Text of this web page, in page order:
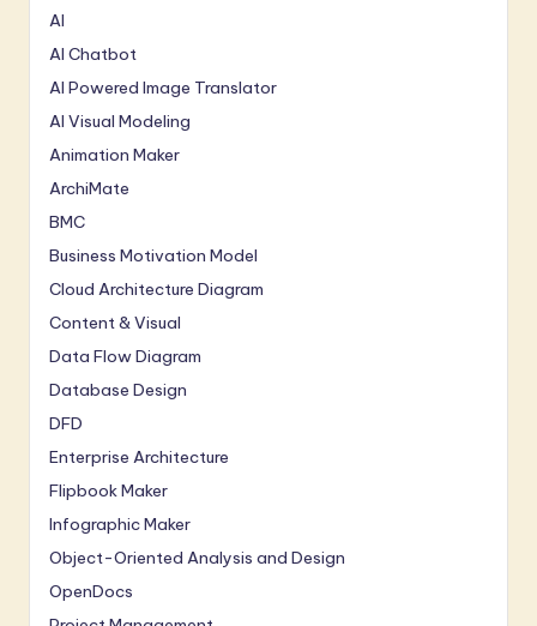
AI
AI Chatbot
AI Powered Image Translator
AI Visual Modeling
Animation Maker
ArchiMate
BMC
Business Motivation Model
Cloud Architecture Diagram
Content & Visual
Data Flow Diagram
Database Design
DFD
Enterprise Architecture
Flipbook Maker
Infographic Maker
Object-Oriented Analysis and Design
OpenDocs